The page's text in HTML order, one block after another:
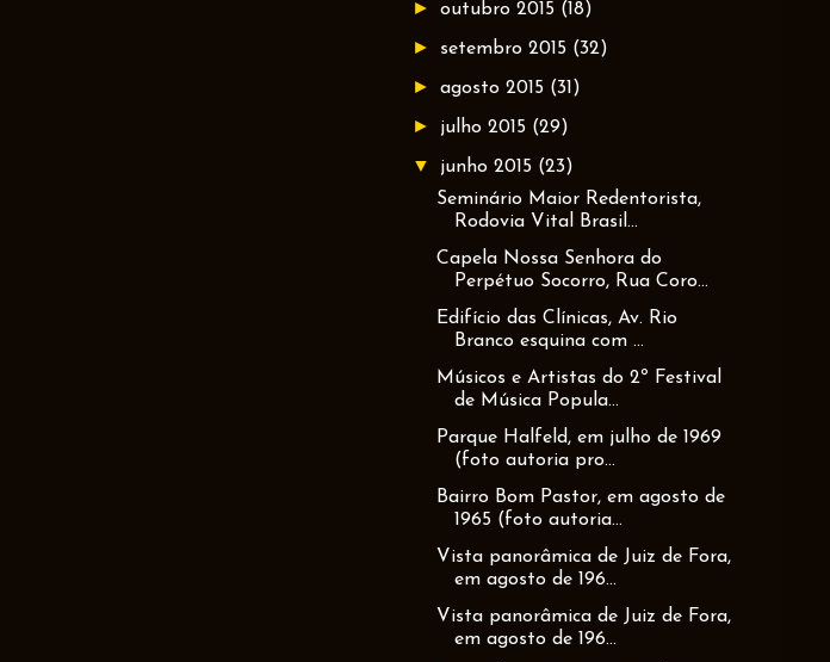
►outubro 2015 (18)
► setembro 2015 (32)
►agosto 2015 (31)
► julho 2015 (29)
▼ junho 2015 (23)
Seminário Maior Redentorista,
Rodovia Vital Brasil...
Capela Nossa Senhora do
Perpétuo Socorro, Rua Coro...
Edifício das Clínicas, Av. Rio
Branco esquina com ...
Músicos e Artistas do 2º Festival
de Música Popula...
Parque Halfeld, em julho de 1969
(foto autoria pro...
Bairro Bom Pastor, em agosto de
1965 (foto autoria...
Vista panorâmica de Juiz de Fora,
em agosto de 196...
Vista panorâmica de Juiz de Fora,
em agosto de 196...